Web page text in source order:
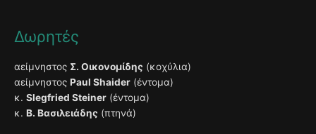
Δωρητές
αείμνηστος Σ. Οικονομίδης (κοχύλια)
αείμνηστος Paul Shaider (έντομα)
κ. Slegfried Steiner (έντομα)
κ. Β. Βασιλειάδης (πτηνά)